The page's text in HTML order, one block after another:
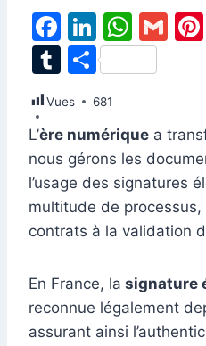
F
a
c
e
b
o
o
k
Li
n
k
e
dI
n
W
h
at
A
p
p
G
T
m
bl
r
P
ar
ta
g
er
Vues 681
L’ère numérique a
nous gérons les
l’usage des signatures
multitude de
contrats à la validation
En France, la signature
reconnue légalement
assurant ainsi